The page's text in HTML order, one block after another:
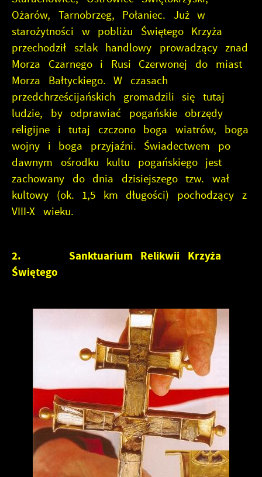
Ożarów, Tarnobrzeg, Połaniec. Już w
starożytności w pobliżu Świętego Krzyża
przechodził szlak handlowy prowadzący znad
Morza Czarnego i Rusi Czerwonej do miast
Morza Bałtyckiego. W czasach
przedchrześcijańskich gromadzili się tutaj
ludzie, by odprawiać pogańskie obrzędy
religijne i tutaj czczono boga wiatrów, boga
wojny i boga przyjaźni. Świadectwem po
dawnym ośrodku kultu pogańskiego jest
zachowany do dnia dzisiejszego tzw. wał
kultowy (ok. 1,5 km długości) pochodzący z
VIII-X wieku.
2. Sanktuarium Relikwii Krzyża
Świętego